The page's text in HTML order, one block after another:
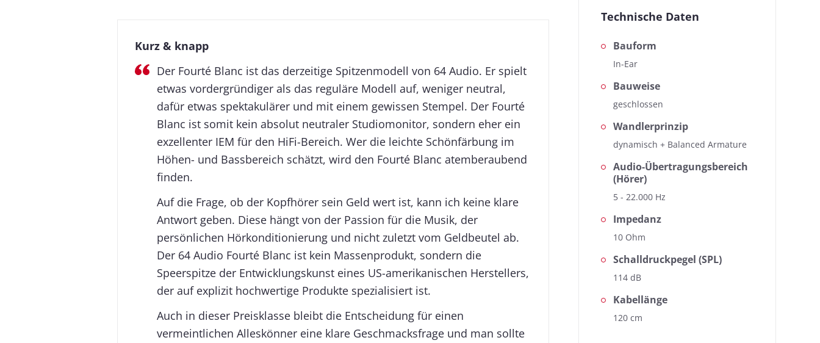
Kurz & knapp
Der Fourté Blanc ist das derzeitige Spitzenmodell von 64 Audio. Er spielt
etwas vordergründiger als das reguläre Modell auf, weniger neutral,
dafür etwas spektakulärer und mit einem gewissen Stempel. Der Fourté
Blanc ist somit kein absolut neutraler Studiomonitor, sondern eher ein
exzellenter IEM für den HiFi-Bereich. Wer die leichte Schönfärbung im
Höhen- und Bassbereich schätzt, wird den Fourté Blanc atemberaubend
finden.
Auf die Frage, ob der Kopfhörer sein Geld wert ist, kann ich keine klare
Antwort geben. Diese hängt von der Passion für die Musik, der
persönlichen Hörkonditionierung und nicht zuletzt vom Geldbeutel ab.
Der 64 Audio Fourté Blanc ist kein Massenprodukt, sondern die
Speerspitze der Entwicklungskunst eines US-amerikanischen Herstellers,
der auf explizit hochwertige Produkte spezialisiert ist.
Auch in dieser Preisklasse bleibt die Entscheidung für einen
vermeintlichen Alleskönner eine klare Geschmacksfrage und man sollte
Technische Daten
Bauform
In-Ear
Bauweise
geschlossen
Wandlerprinzip
dynamisch + Balanced Armature
Audio-Übertragungsbereich
(Hörer)
5 - 22.000 Hz
Impedanz
10 Ohm
Schalldruckpegel (SPL)
114 dB
Kabellänge
120 cm